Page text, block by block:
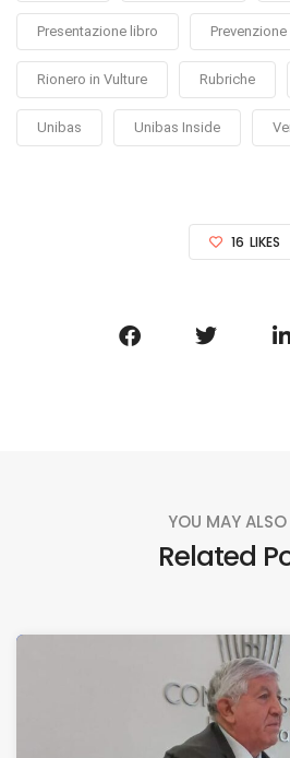
Presentazione libro Prevenzione
Rionero in Vulture Rubriche
Unibas Unibas Inside
16 LIKES
YOU MAY ALSO
Related